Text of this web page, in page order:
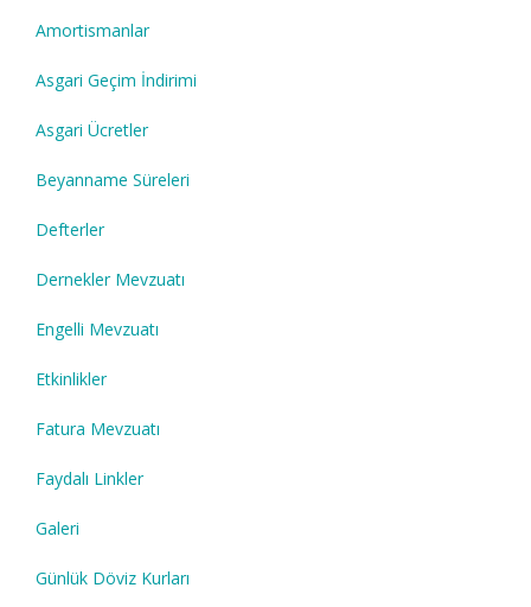
Amortismanlar
Asgari Geçim İndirimi
Asgari Ücretler
Beyanname Süreleri
Defterler
Dernekler Mevzuatı
Engelli Mevzuatı
Etkinlikler
Fatura Mevzuatı
Faydalı Linkler
Galeri
Günlük Döviz Kurları